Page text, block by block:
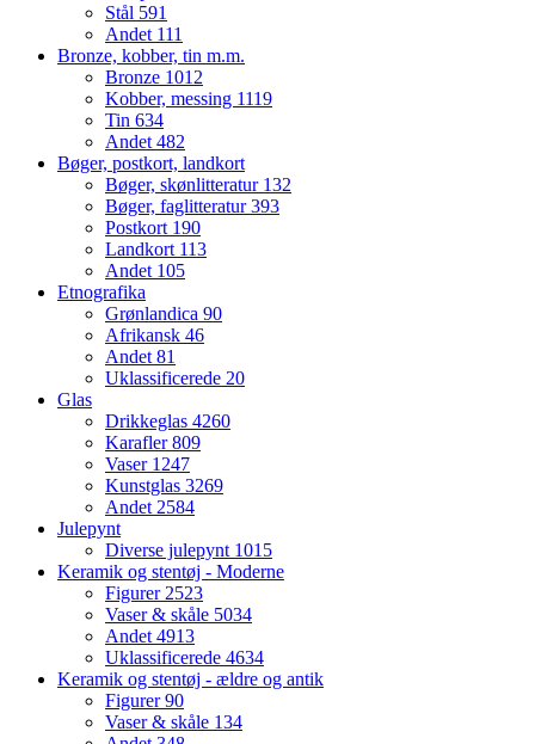
Stål 591
Andet 111
Bronze, kobber, tin m.m.
Bronze 1012
Kobber, messing 1119
Tin 634
Andet482
Bøger, postkort, landkort
Bøger, skønlitteratur 132
Bøger, faglitteratur393
Postkort 190
Landkort 113
Andet 105
Etnografika
Grønlandica 90
Afrikansk 46
Andet81
Uklassificerede 20
Glas
Drikkeglas 4260
Karafler809
Vaser 1247
Kunstglas 3269
Andet2584
Julepynt
Diverse julepynt 1015
Keramik og stentøj - Moderne
Figurer2523
Vaser & skåle 5034
Andet4913
Uklassificerede 4634
Keramik og stentøj - ældre og antik
Figurer90
Vaser & skåle 134